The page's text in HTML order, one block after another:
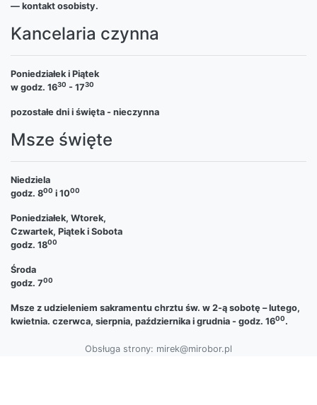
— kontakt osobisty.
Kancelaria czynna
Poniedziałek i Piątek
w godz. 1630 - 1730
pozostałe dni i święta - nieczynna
Msze święte
Niedziela
godz. 800 i 1000
Poniedziałek, Wtorek,
Czwartek, Piątek i Sobota
godz. 1800
Środa
godz. 700
Msze z udzieleniem sakramentu chrztu św. w 2-ą sobotę – lutego,
kwietnia. czerwca, sierpnia, października i grudnia - godz. 1600.
Obsługa strony: mirek@mirobor.pl